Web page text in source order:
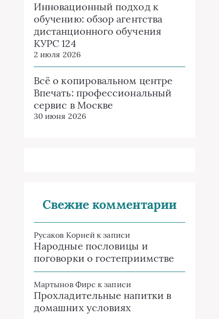
Инновационный подход к
обучению: обзор агентства
дистанционного обучения
КУРС 124
2 июля 2026
Всё о копировальном центре
Впечать: профессиональный
сервис в Москве
30 июня 2026
Свежие комментарии
Русаков Корней к записи
Народные пословицы и
поговорки о гостеприимстве
Мартынов Фирс к записи
Прохладительные напитки в
домашних условиях